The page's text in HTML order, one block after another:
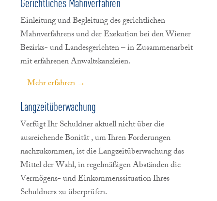
Einleitung und Begleitung des gerichtlichen
Mahnverfahrens und der Exekution bei den Wiener
Bezirks- und Landesgerichten – in Zusammenarbeit
mit erfahrenen Anwaltskanzleien.
Mehr erfahren →
Langzeitüberwachung
Verfügt Ihr Schuldner aktuell nicht über die
ausreichende Bonität , um Ihren Forderungen
nachzukommen, ist die Langzeitüberwachung das
Mittel der Wahl, in regelmäßigen Abständen die
Vermögens- und Einkommenssituation Ihres
Schuldners zu überprüfen.